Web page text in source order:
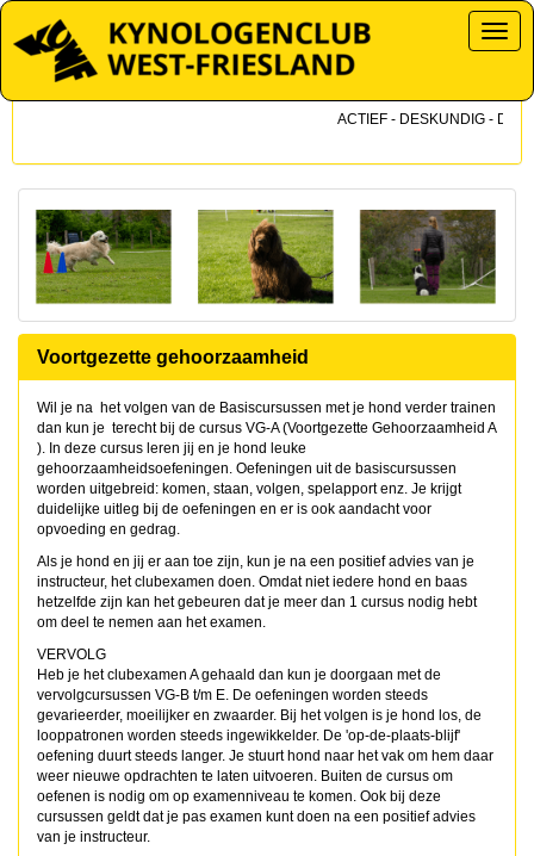
ACTIEF - DESKUNDIG -
Voortgezette gehoorzaamheid
Wil je na het volgen van de Basiscursussen met je hond verder trainen
dan kun je terecht bij de cursus VG-A (Voortgezette Gehoorzaamheid A
). In deze cursus leren jij en je hond leuke
gehoorzaamheidsoefeningen. Oefeningen uit de basiscursussen
worden uitgebreid: komen, staan, volgen, spelapport enz. Je krijgt
duidelijke uitleg bij de oefeningen en er is ook aandacht voor
opvoeding en gedrag.
Als je hond en jij er aan toe zijn, kun je na een positief advies van je
instructeur, het clubexamen doen. Omdat niet iedere hond en baas
hetzelfde zijn kan het gebeuren dat je meer dan 1 cursus nodig hebt
om deel te nemen aan het examen.
VERVOLG
Heb je het clubexamen A gehaald dan kun je doorgaan met de
vervolgcursussen VG-B t/m E. De oefeningen worden steeds
gevarieerder, moeilijker en zwaarder. Bij het volgen is je hond los, de
looppatronen worden steeds ingewikkelder. De 'op-de-plaats-blijf'
oefening duurt steeds langer. Je stuurt hond naar het vak om hem daar
weer nieuwe opdrachten te laten uitvoeren. Buiten de cursus om
oefenen is nodig om op examenniveau te komen. Ook bij deze
cursussen geldt dat je pas examen kunt doen na een positief advies
van je instructeur.